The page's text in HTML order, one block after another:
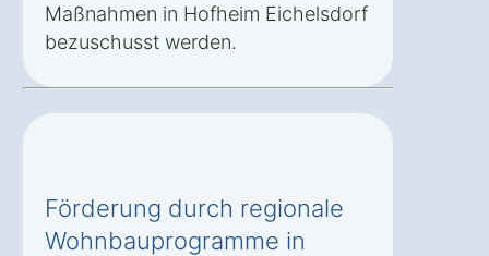
Maßnahmen in Hofheim Eichelsdorf
bezuschusst werden.
Förderung durch regionale
Wohnbauprogramme in